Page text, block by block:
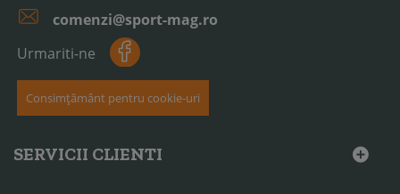
comenzi@sport-mag.ro
Urmariti-ne
Consimțământ pentru cookie-uri
SERVICII CLIENTI